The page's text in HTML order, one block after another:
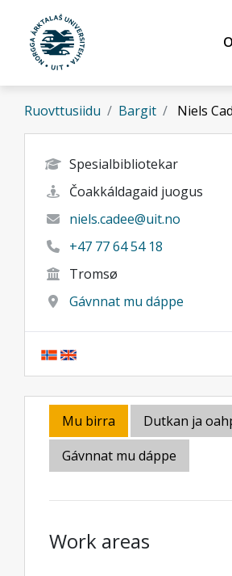
Gå til hovedinnhold
Ruovttusiidu Bargit Niels
Spesialbibliotekar
Čoakkáldagaid juogus
niels.cadee@uit.no
+47 77 64 54 18
Tromsø
Gávnnat mu dáppe
Mu birra
Dutkan ja
Gávnnat mu dáppe
Work areas